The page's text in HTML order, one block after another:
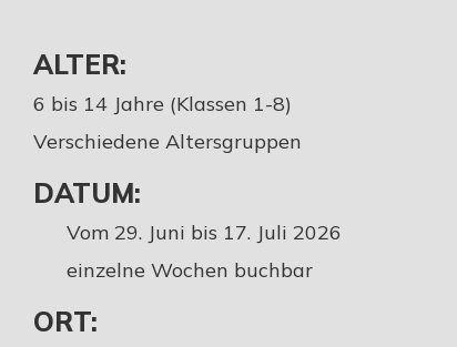
ALTER:
6 bis 14 Jahre (Klassen 1-8)
Verschiedene Altersgruppen
DATUM:
Vom 29. Juni bis 17. Juli 2026
einzelne Wochen buchbar
ORT: